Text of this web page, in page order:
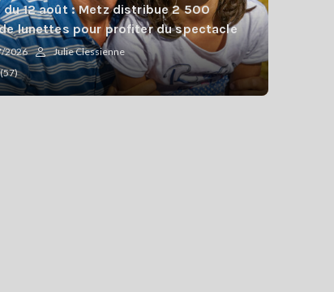
du 12 août : Metz distribue 2 500
lunettes pour profiter du spectacle
2026
Julie Clessienne